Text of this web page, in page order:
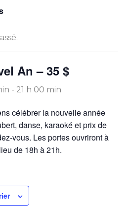
An – 35 $
- 21 h 00 min
célébrer la nouvelle année
danse, karaoké et prix de
vous. Les portes ouvriront à
de 18h à 21h.